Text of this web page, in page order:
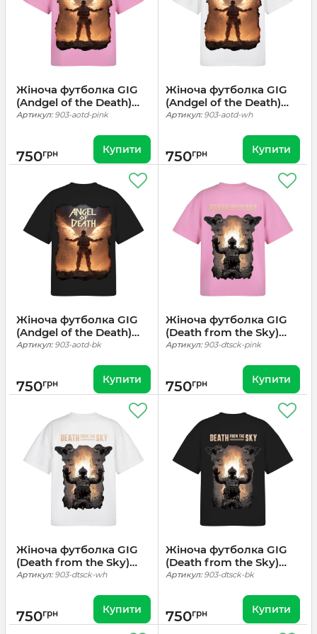
Жіноча футболка GIG
(Andgel of the Death)
Оверсайз. Рожевий
Артикул:903-aotd-pink
750грн Купити
Жіноча футболка GIG
(Andgel of the Death)
Оверсайз. Білий
Артикул:903-aotd-wh
750грн Купити
Жіноча футболка GIG
(Andgel of the Death)
Оверсайз. Чорний
Артикул:903-aotd-bk
750грн Купити
Жіноча футболка GIG
(Death from the Sky)
Оверсайз. Рожевий
Артикул:903-dtsck-pink
750грн Купити
Жіноча футболка GIG
(Death from the Sky)
Оверсайз. Білий
Артикул:903-dtsck-wh
750грн Купити
Жіноча футболка GIG
(Death from the Sky)
Оверсайз. Чорний
Артикул:903-dtsck-bk
750грн Купити